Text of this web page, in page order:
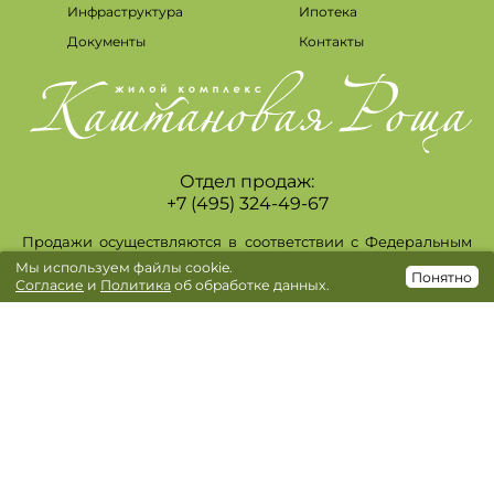
Инфраструктура
Ипотека
Документы
Контакты
Продажи осуществляются в соответствии с Федеральным
законом 214-Ф3. Проектная декларация опубликована на
https://kashtanovaya-rosha.ru/. Фактический внешний вид
возводимых зданий, отделка и дизайн интерьеров, в том
Отдел продаж:
+7 (495) 324-49-67
Мы используем файлы cookie.
Согласие и Политика об обработке данных. Понятно